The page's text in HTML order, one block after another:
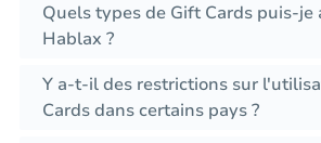
Quels types de Gift Cards puis-je
Hablax ?
Y a-t-il des restrictions sur
Cards dans certains pays ?